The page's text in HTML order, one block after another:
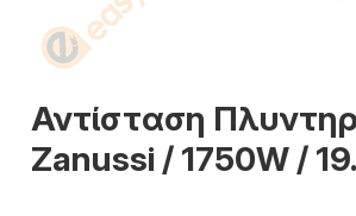
Αντίσταση
Zanussi / 1750W /